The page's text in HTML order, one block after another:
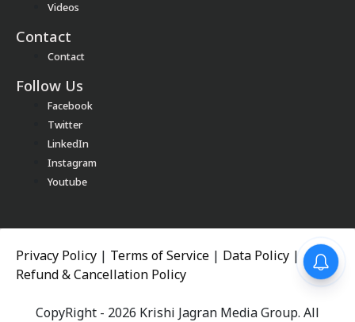
Videos
Contact
Contact
Follow Us
Facebook
Twitter
LinkedIn
Instagram
Youtube
Privacy Policy Terms of Service Data Policy
Refund & Cancellation Policy
CopyRight - 2026 Krishi Jagran Media Group. All